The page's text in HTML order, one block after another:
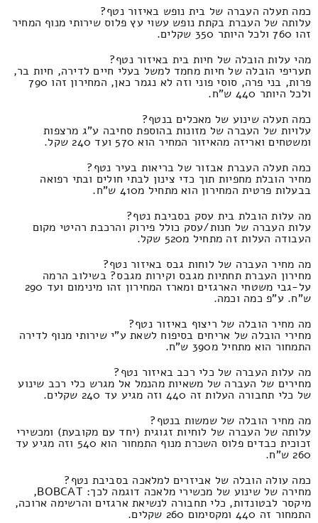
כמה תעלה העברה של בית נופש באיזור נטף?
עלותה של העברת בקתת נופש עשוי עץ פלוס שירותי מנוף המחיר
זהו 760 ולכל היותר 350 שקלים.
מהי עלות הובלה של חיות בית באיזור נטף?
תעריפי הובלה של חיות מחמד למשל בעלי חיים לדירה, חיות בר,
פרות, בני פרה, סוסי פוני וזה לא נגמר כאן, המחירון זהו 790
ולכל היותר 440 ש"ח.
כמה תעלה שינוע של מאכלים בנטף?
עלויות של העברה של מזונות בהוספת סחיבה ע"ג מרצפות
ומשטחים ואריזה מהאיזור המחיר הוא 570 ועד 240 שקל.
כמה תעלה העברת אבזור של בריאות בעיר נטף?
מחיר הובלת מחפיות תוך כדי צינון לבתי חולים ובתי רפואה
בבעלות פרטית המחירון הוא מתחיל מ410 ש"ח.
מה עלות הובלת בית עסק בסביבת נטף?
עלות העברה של חנות/עסק כולל פירוק והרכבת רהיטי מקום
העבודה העלות זה מתחיל מ520 שקל.
מה מחיר העברה של לוחות גבס באיזור נטף?
מחירון העברת תחתיות מגבס וקירות מגבס? בשילוב הרמה
על-גבי משטחי הארגזים ומארז המחירון זהו מינימום ועד 290
ש"ח. ע"פ כמה וכמה.
מה מחיר הובלה של ריצוף באיזור נטף?
מחירי הובלה של אריחים בסיפוח לשאת ע"י שירותי מנוף לדירה
התמחור הוא מתחיל מ390 ש"ח.
מה עלות העברה של כלי רכב באיזור נטף?
מחירים של העברה של משאיות מהנמל אל מגרש כלי רכב שינוע
של כלי תחבורה העלות זה 440 וזה מגיע עד 240 שקלים.
מה מחיר הובלה של שמשות בנטף?
עלותה של העברה של לוחיות זגוגית (יחד עם מקובעת) ומכשירי
זכוכית כבדים פלוס השכרת מנוף התמחור הוא 540 וזה מגיע עד
260 ש"ח.
כמה עולה הובלה של אביזרים למלאכה בסביבת נטף?
מחירה של שינוע של מכשירי מלאכה דוגמה לכך: BOBCAT,
מיקסר לבטונדות, כלי תחבורה לנשיאת ארגזים והרשימה ארוכה,
התמחור זה 440 ומקסימום 260 שקלים.